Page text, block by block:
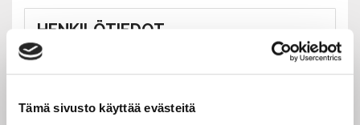
Tämä sivusto käyttää evästeitä
HENKILÖTIEDOT
Etu- ja sukunimi: